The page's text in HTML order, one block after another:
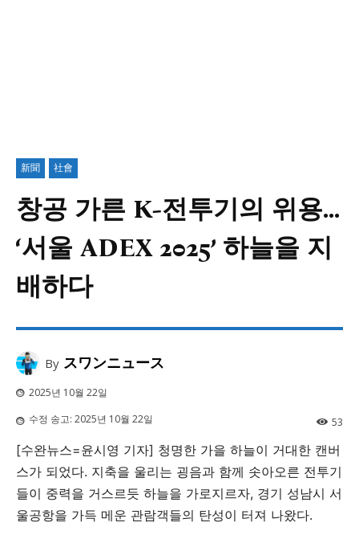
新聞 社會
창공 가른 K-전투기의 위용…
‘서울 ADEX 2025’ 하늘을 지
배하다
By スワンニュース
2025년 10월 22일
수정 송고: 2025년 10월 22일 53
[수완뉴스=윤시영 기자] 청명한 가을 하늘이 거대한 캔버
스가 되었다. 지축을 울리는 굉음과 함께 솟아오른 전투기
들이 중력을 거스르듯 하늘을 가로지르자, 경기 성남시 서
울공항을 가득 메운 관람객들의 탄성이 터져 나왔다.